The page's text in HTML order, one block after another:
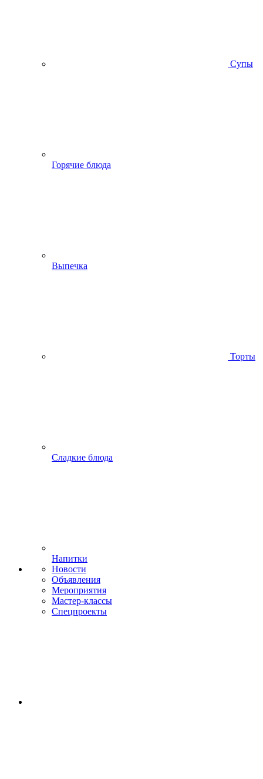
Супы
Горячие блюда
Выпечка
Торты
Сладкие блюда
Напитки
Новости
Объявления
Мероприятия
Мастер-классы
Спецпроекты